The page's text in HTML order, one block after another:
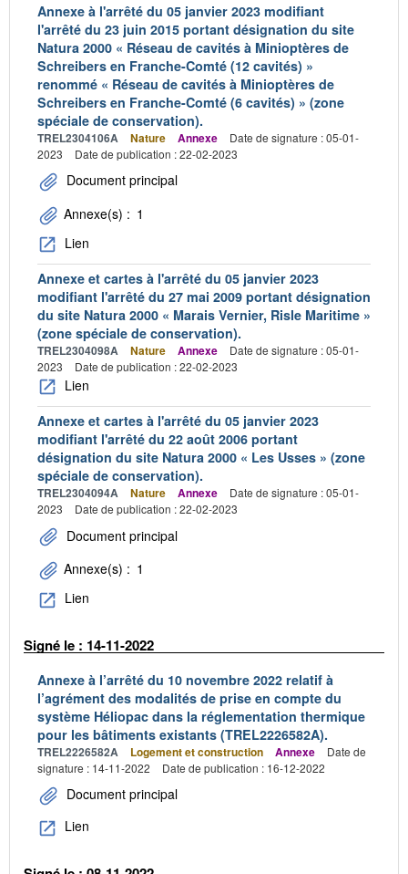
Annexe à l'arrêté du 05 janvier 2023 modifiant
l'arrêté du 23 juin 2015 portant désignation du site
Natura 2000 « Réseau de cavités à Minioptères de
Schreibers en Franche-Comté (12 cavités) »
renommé « Réseau de cavités à Minioptères de
Schreibers en Franche-Comté (6 cavités) » (zone
spéciale de conservation).
TREL2304106A Nature Annexe
Date de signature : 05-01-
2023
Date de publication : 22-02-2023
Document principal
Annexe(s) : 1
Lien
Annexe et cartes à l'arrêté du 05 janvier 2023
modifiant l'arrêté du 27 mai 2009 portant désignation
du site Natura 2000 « Marais Vernier, Risle Maritime »
(zone spéciale de conservation).
TREL2304098A Nature Annexe
Date de signature : 05-01-
2023
Date de publication : 22-02-2023
Lien
Annexe et cartes à l'arrêté du 05 janvier 2023
modifiant l'arrêté du 22 août 2006 portant
désignation du site Natura 2000 « Les Usses » (zone
spéciale de conservation).
TREL2304094A Nature Annexe
Date de signature : 05-01-
2023
Date de publication : 22-02-2023
Document principal
Annexe(s) : 1
Lien
Signé le : 14-11-2022
Annexe à l’arrêté du 10 novembre 2022 relatif à
l’agrément des modalités de prise en compte du
système Héliopac dans la réglementation thermique
pour les bâtiments existants (TREL2226582A).
TREL2226582A Logement et construction Annexe
Date de
signature : 14-11-2022
Date de publication : 16-12-2022
Document principal
Lien